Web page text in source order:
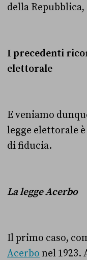
della
I precedenti
elettorale
E veniamo
legge elettorale
di fiducia.
La legge Acerbo
Il primo caso,
Acerbo nel 1923.